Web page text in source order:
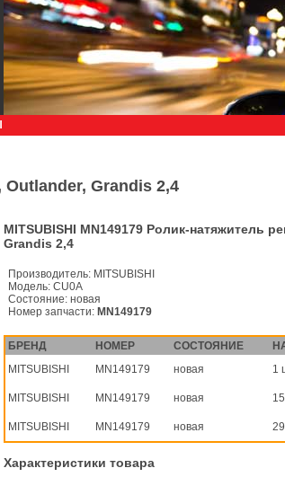
Outlander, Grandis 2,4
MITSUBISHI MN149179 Ролик-натяжитель
Grandis 2,4
Производитель: MITSUBISHI
Модель: CU0A
Состояние: новая
Номер запчасти: MN149179
БРЕНД НОМЕР СОСТОЯНИЕ
MITSUBISHI
MN149179 новая 1
MITSUBISHI MN149179 новая
MITSUBISHI MN149179 новая
Характеристики товара